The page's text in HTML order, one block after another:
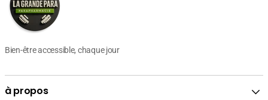
Bien-être accessible, chaque jour
à propos